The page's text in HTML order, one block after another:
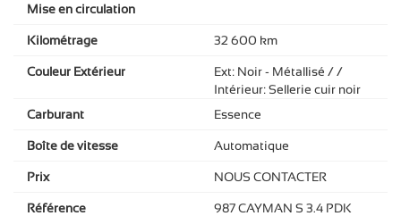
Mise en circulation
Kilométrage 32 600 km
Couleur Extérieur
Ext: Noir - Métallisé / /
Intérieur: Sellerie cuir noir
Carburant
Essence
Boîte de vitesse Automatique
Prix NOUS CONTACTER
Référence
987 CAYMAN S 3.4 PDK